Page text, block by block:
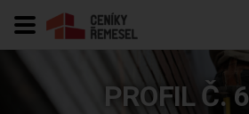
PROFIL Č.